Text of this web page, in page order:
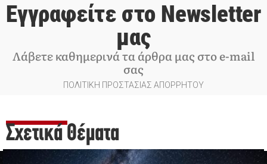
Εγγραφείτε στο Newsletter
μας
Λάβετε καθημερινά τα άρθρα μας στο e-mail
σας
ΠΟΛΙΤΙΚΗ ΠΡΟΣΤΑΣΙΑΣ ΑΠΟΡΡΗΤΟΥ
Σχετικά Θέματα